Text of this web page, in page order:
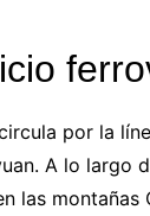
por la
A lo largo
las montañas